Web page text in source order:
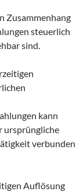
Zusammenhang
steuerlich
sind.
kann
ursprüngliche
verbunden
Auflösung